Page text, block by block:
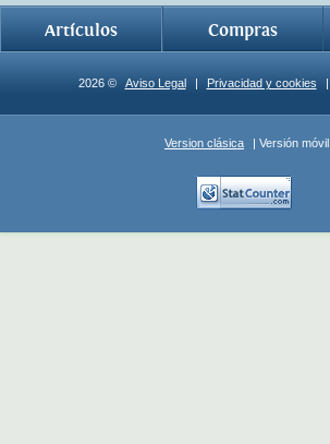
Artículos Compras
2026 © Aviso Legal | Privacidad y cookies |
Version clásica | Versión móvil